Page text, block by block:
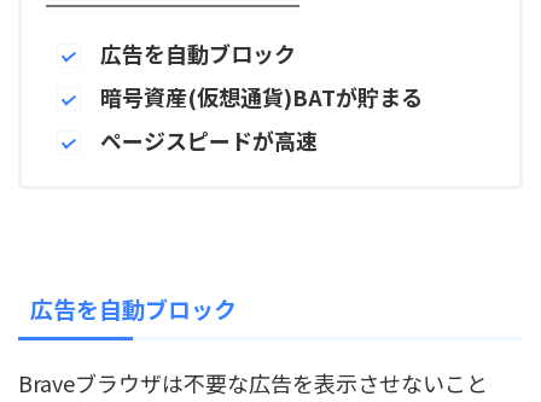
広告を自動ブロック
暗号資産(仮想通貨)BATが貯まる
ページスピードが高速
広告を自動ブロック
Braveブラウザは不要な広告を表示させないこと